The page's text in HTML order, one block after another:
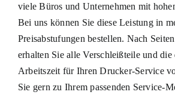
viele Büros und Unternehmen mit
Bei uns können Sie diese Leistung in
Preisabstufungen bestellen. Nach
erhalten Sie alle Verschleißteile und die
Arbeitszeit für Ihren Drucker-Service
Sie gern zu Ihrem passenden Service-